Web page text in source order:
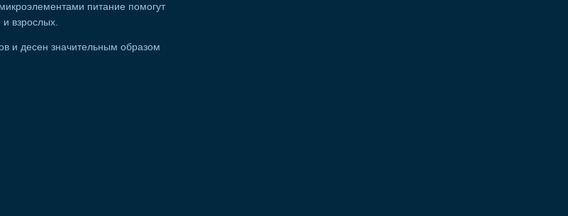
питание помогут
взрослых.
и десен значительным образом